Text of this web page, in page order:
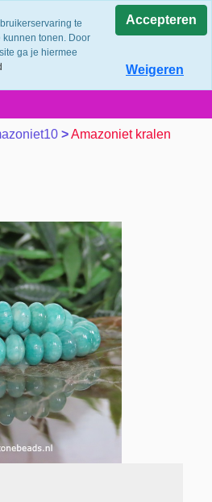
€65.00
>Amazoniet kralen
te
kunnen tonen. Door
ga je hiermee
Accepteren
Weigeren